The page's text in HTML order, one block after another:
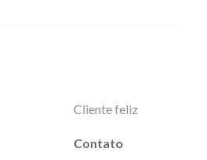
Cliente feliz
Contato